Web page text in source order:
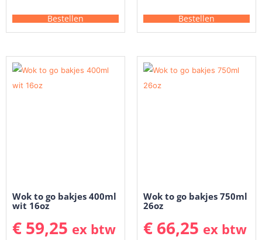
Bestellen Bestellen
Wok to go bakjes 400ml
wit 16oz
€ 59,25 ex btw
Wok to go bakjes 750ml
26oz
€ 66,25 ex btw